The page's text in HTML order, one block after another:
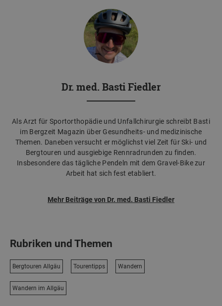
Dr. med. Basti Fiedler
Als Arzt für Sportorthopädie und Unfallchirurgie schreibt Basti
im Bergzeit Magazin über Gesundheits- und medizinische
Themen. Daneben versucht er möglichst viel Zeit für Ski- und
Bergtouren und ausgiebige Rennradrunden zu finden.
Insbesondere das tägliche Pendeln mit dem Gravel-Bike zur
Arbeit hat sich fest etabliert.
Mehr Beiträge von Dr. med. Basti Fiedler
Rubriken und Themen
Bergtouren Allgäu Tourentipps Wandern
Wandern im Allgäu